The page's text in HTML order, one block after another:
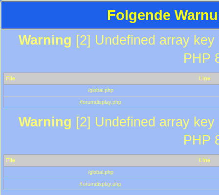
Folgende
Warning [2] Undefined array
PHP
File
Line
/global.php
/forumdisplay.php
Warning [2] Undefined array
PHP
File
Line
/global.php
/forumdisplay.php